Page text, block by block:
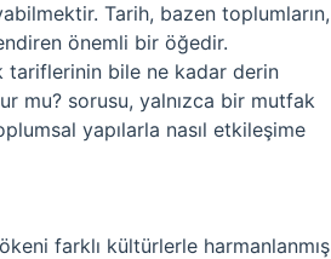
Tarih, bazen toplumların,
önemli bir öğedir.
tariflerinin bile ne kadar derin
mu? sorusu, yalnızca bir mutfak
yapılarla nasıl etkileşime
farklı kültürlerle harmanlanmış